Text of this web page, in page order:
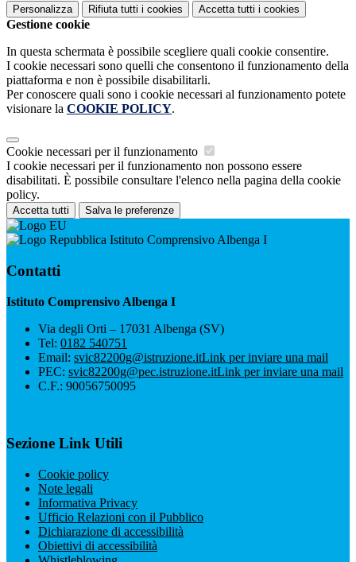
Personalizza Rifiuta tutti i cookies Accetta tutti i cookies
Gestione cookie
In questa schermata è possibile scegliere quali cookie consentire.
I cookie necessari sono quelli che consentono il funzionamento della
piattaforma e non è possibile disabilitarli.
Per conoscere quali sono i cookie necessari al funzionamento potete
visionare la COOKIE POLICY.
Cookie necessari per il funzionamento
I cookie necessari per il funzionamento non possono essere
disabilitati. È possibile consultare l'elenco nella pagina della cookie
policy.
Accetta tutti Salva le preferenze
Istituto Comprensivo Albenga I
Contatti
Istituto Comprensivo Albenga I
Via degli Orti – 17031 Albenga (SV)
Tel: 0182 540751
Email: svic82200g@istruzione.itLink per inviare una mail
PEC: svic82200g@pec.istruzione.itLink per inviare una mail
C.F.: 90056750095
Sezione Link Utili
Cookie policy
Note legali
Informativa Privacy
Ufficio Relazioni con il Pubblico
Dichiarazione di accessibilità
Obiettivi di accessibilità